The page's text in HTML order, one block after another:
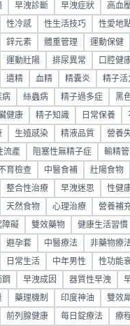
早洩診斷 早洩症狀 高血
性冷感 性生活技巧 性愛地
鋅元素 體重管理 運動保健
運動壯陽 排尿異常 口腔健
遺精 血精 精囊炎 精子活
病 絲蟲病 精子過多症 黑
健康 精子知識 日常保養
生殖感染 精液品質 營養
流產 阻塞性無精子症 輸精
育檢查 中醫食補 壯陽食物
整合性治療 早洩迷思 性健
天然食物 心理治療 營養補
障礙 雙效藥物 健康生活習慣
避孕套 中醫療法 非藥物療
日常生活 中年男性 性功能
早洩成因 器質性早洩
藥理機制 印度神油 雙效
前列腺健康 每日錠療法 療